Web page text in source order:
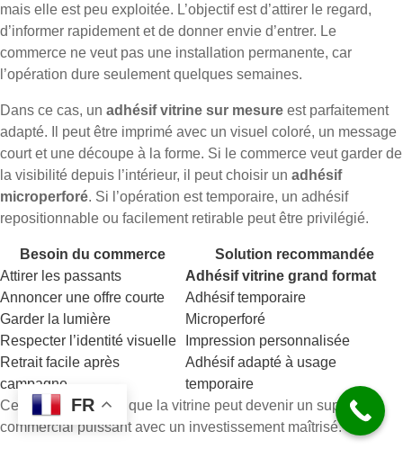
mais elle est peu exploitée. L’objectif est d’attirer le regard,
d’informer rapidement et de donner envie d’entrer. Le
commerce ne veut pas une installation permanente, car
l’opération dure seulement quelques semaines.
Dans ce cas, un adhésif vitrine sur mesure est parfaitement
adapté. Il peut être imprimé avec un visuel coloré, un message
court et une découpe à la forme. Si le commerce veut garder de
la visibilité depuis l’intérieur, il peut choisir un adhésif
microperforé. Si l’opération est temporaire, un adhésif
repositionnable ou facilement retirable peut être privilégié.
Besoin du commerce
Solution recommandée
Attirer les passants
Adhésif vitrine grand format
Annoncer une offre courte
Adhésif temporaire
Garder la lumière
Microperforé
Respecter l’identité visuelle
Impression personnalisée
Retrait facile après
campagne
Adhésif adapté à usage
temporaire
Ce scénario montre que la vitrine peut devenir un support
commercial puissant avec un investissement maîtrisé.
FR